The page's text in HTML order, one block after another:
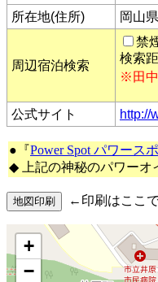
所在地(住所)
岡山
周辺宿泊検索
禁
検索
※田中
公式サイト http://
●『Power Spot パワース
◆ 上記の神秘のパワーオ
←印刷はここで
+
−